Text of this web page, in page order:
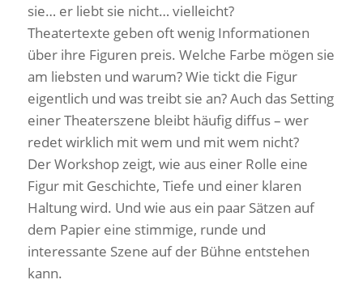
sie… er liebt sie nicht… vielleicht?
Theatertexte geben oft wenig Informationen
über ihre Figuren preis. Welche Farbe mögen sie
am liebsten und warum? Wie tickt die Figur
eigentlich und was treibt sie an? Auch das Setting
einer Theaterszene bleibt häufig diffus – wer
redet wirklich mit wem und mit wem nicht?
Der Workshop zeigt, wie aus einer Rolle eine
Figur mit Geschichte, Tiefe und einer klaren
Haltung wird. Und wie aus ein paar Sätzen auf
dem Papier eine stimmige, runde und
interessante Szene auf der Bühne entstehen
kann.